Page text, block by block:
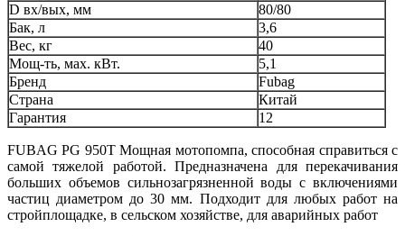
D вх/вых, мм
80/80
Бак, л
3,6
Вес, кг
40
Мощ-ть, мax. кВт.
5,1
Бренд
Fubag
Страна
Китай
Гарантия
12
FUBAG PG 950T Мощная мотопомпа, способная справиться с
самой тяжелой работой. Предназначена для перекачивания
больших объемов сильнозагрязненной воды с включениями
частиц диаметром до 30 мм. Подходит для любых работ на
стройплощадке, в сельском хозяйстве, для аварийных работ